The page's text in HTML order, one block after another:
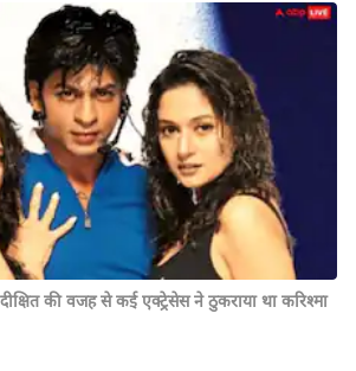
की वजह से कई एक्ट्रेसेस ने ठुकराया था करिश्मा